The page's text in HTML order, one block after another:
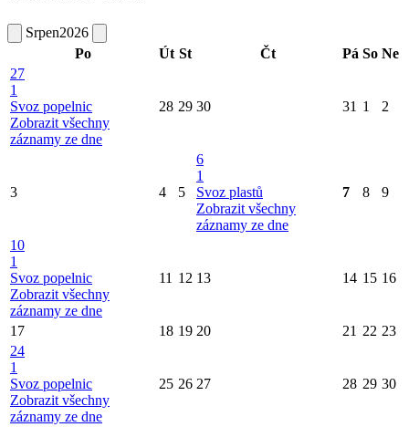
Srpen2026
Po
Út St Čt Pá So Ne
27
1
Svoz popelnic
Zobrazit všechny
záznamy ze dne
28 29 30 31 1 2
3 4 5
6
1
Svoz plastů
Zobrazit všechny
záznamy ze dne
7 8 9
10
1
Svoz popelnic
Zobrazit všechny
záznamy ze dne
11 12 13 14 15 16
17 18 19 20 21 22 23
24
1
Svoz popelnic
Zobrazit všechny
záznamy ze dne
25 26 27 28 29 30